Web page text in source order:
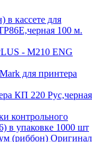
в кассете для
100 м.
- M210 ENG
для принтера
КП 220 Рус,черная
контрольного
в упаковке 1000 шт
(риббон) Оригинал